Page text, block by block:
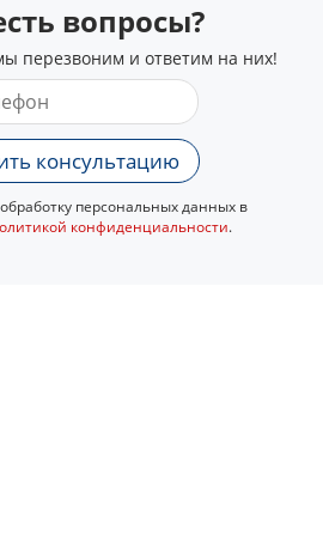
вопросы?
перезвоним и ответим на них!
консультацию
персональных данных в
конфиденциальности.